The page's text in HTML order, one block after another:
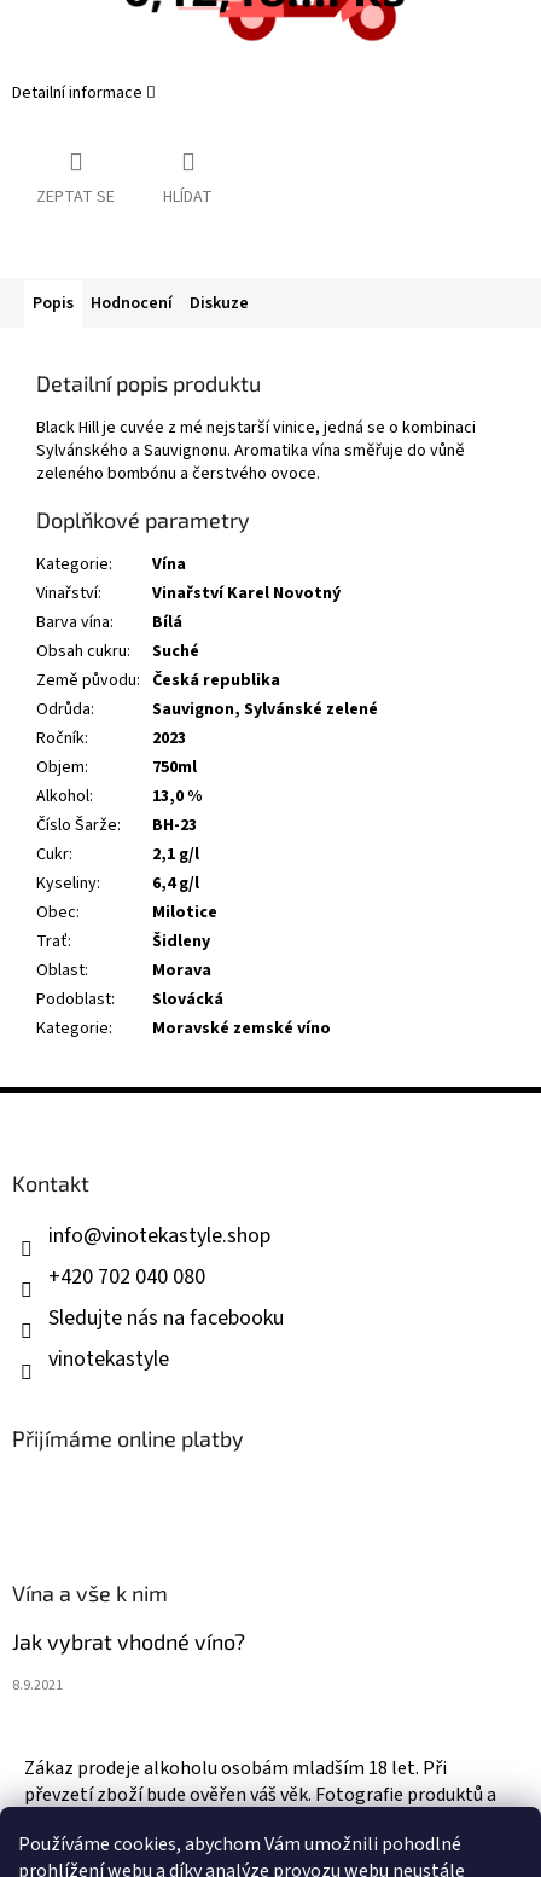
Používáme cookies, abychom Vám umožnili pohodlné
prohlížení webu a díky analýze provozu webu neustále
Detailní informace
ZEPTAT SE HLÍDAT
Popis Hodnocení Diskuze
Detailní popis produktu
Black Hill je cuvée z mé nejstarší vinice, jedná se o kombinaci
Sylvánského a Sauvignonu. Aromatika vína směřuje do vůně
zeleného bombónu a čerstvého ovoce.
Doplňkové parametry
Kategorie:
Vína
Vinařství:
Vinařství Karel Novotný
Barva vína:
Bílá
Obsah cukru:
Suché
Země původu: Česká republika
Odrůda: Sauvignon, Sylvánské zelené
Ročník:
2023
Objem:
750ml
Alkohol:
13,0 %
Číslo Šarže:
BH-23
Cukr:
2,1 g/l
Kyseliny:
6,4 g/l
Obec:
Milotice
Trať:
Šidleny
Oblast:
Morava
Podoblast:
Slovácká
Kategorie: Moravské zemské víno
Z
Kontakt
info@vinotekastyle.shop
+420 702 040 080
Sledujte nás na facebooku
vinotekastyle
Přijímáme online platby
Vína a vše k nim
Jak vybrat vhodné víno?
8.9.2021
Zákaz prodeje alkoholu osobám mladším 18 let. Při
převzetí zboží bude ověřen váš věk. Fotografie produktů a